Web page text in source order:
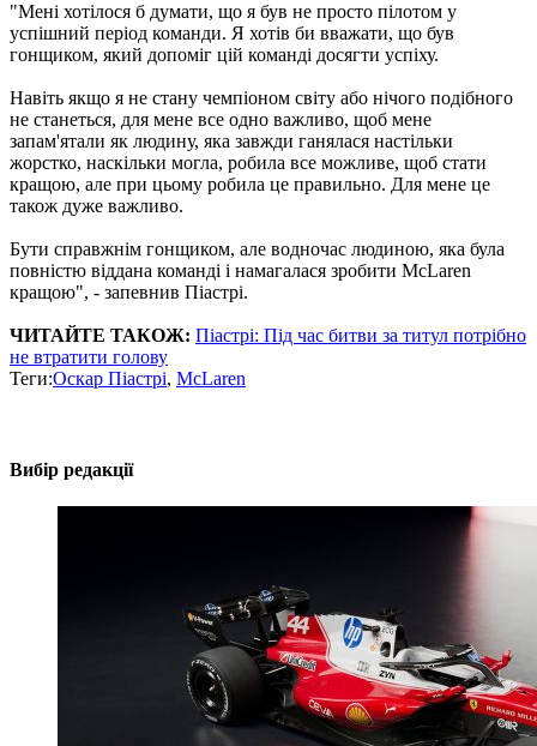
"Мені хотілося б думати, що я був не просто пілотом у
успішний період команди. Я хотів би вважати, що був
гонщиком, який допоміг цій команді досягти успіху.
Навіть якщо я не стану чемпіоном світу або нічого подібного
не станеться, для мене все одно важливо, щоб мене
запам'ятали як людину, яка завжди ганялася настільки
жорстко, наскільки могла, робила все можливе, щоб стати
кращою, але при цьому робила це правильно. Для мене це
також дуже важливо.
Бути справжнім гонщиком, але водночас людиною, яка була
повністю віддана команді і намагалася зробити McLaren
кращою", - запевнив Піастрі.
ЧИТАЙТЕ ТАКОЖ: Піастрі: Під час битви за титул потрібно
не втратити голову
Теги:Оскар Піастрі, McLaren
Вибір редакції